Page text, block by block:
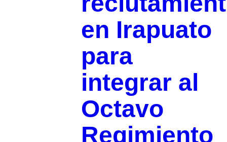
en Irapuato
para
integrar al
Octavo
Regimiento